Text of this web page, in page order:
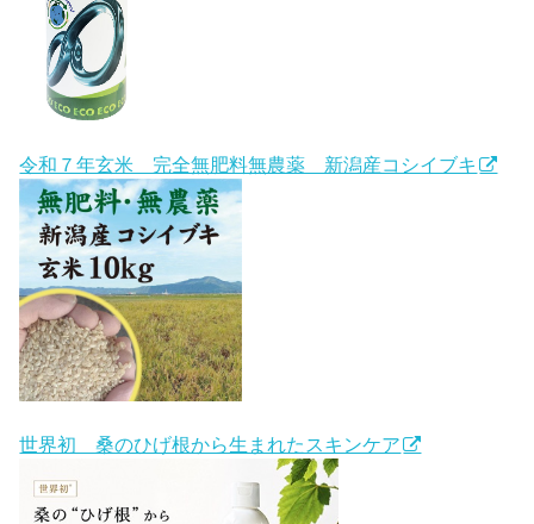
令和７年玄米 完全無肥料無農薬 新潟産コシイブキ
世界初 桑のひげ根から生まれたスキンケア